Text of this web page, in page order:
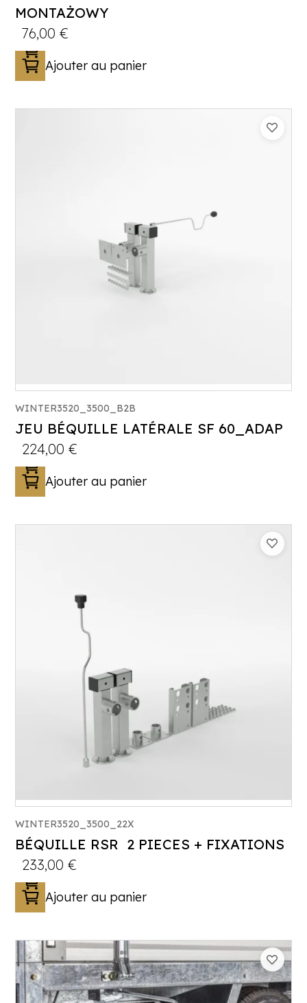
MONTAŻOWY
76,00€
Ajouter au panier
WINTER3520_3500_B2B
JEU BÉQUILLE LATÉRALE SF 60_ADAP
224,00€
Ajouter au panier
WINTER3520_3500_22X
BÉQUILLE RSR 2 PIECES + FIXATIONS
233,00€
Ajouter au panier